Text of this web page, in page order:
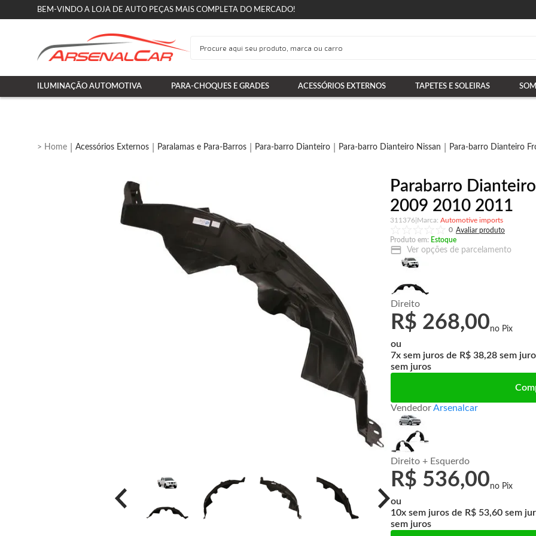
BEM-VINDO A LOJA DE AUTO PEÇAS MAIS COMPLETA DO MERCADO!
ILUMINAÇÃO AUTOMOTIVA PARA-CHOQUES E GRADES ACESSÓRIOS EXTERNOS TAPETES E SOLEIRAS
Acessórios Externos Paralamas e Para-Barros Para-barro Dianteiro Para-barro Dianteiro Nissan Para-barro Dianteiro
Parabarro
2009 2010 2011
311376
Automotive imports
0
Produto em: Estoque
Ver opções de parcelamento
Direito
R$ 268,00
ou
7x
de R$ 38,28
sem juros
VendedorArsenalcar
Direito + Esquerdo
R$ 536,00
ou
10x
de R$ 53,60
sem juros